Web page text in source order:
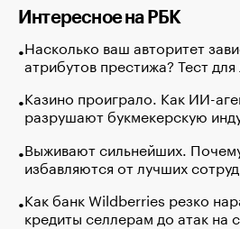
Интересное на РБК
Насколько ваш авторитет
атрибутов престижа? Тест
Казино проиграло. Как ИИ-
разрушают букмекерскую
Выживают сильнейших.
избавляются от лучших
Как банк Wildberries резко
кредиты селлерам до атак на